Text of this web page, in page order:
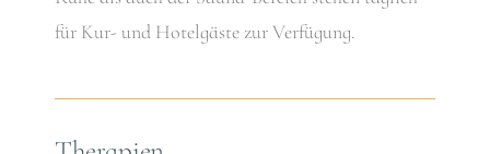
für Kur- und Hotelgäste zur Verfügung.